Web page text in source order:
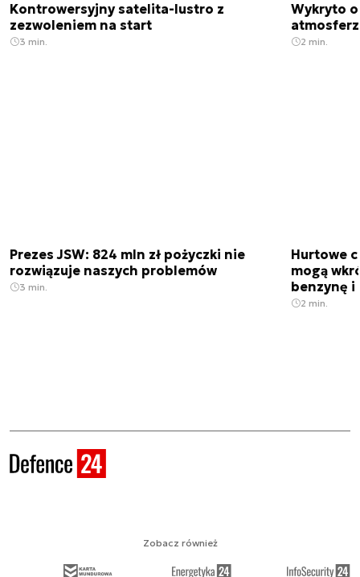
Kontrowersyjny satelita-lustro z
zezwoleniem na start
3 min.
Wykryto
2 min.
Prezes JSW: 824 mln zł pożyczki nie
rozwiązuje naszych problemów
3 min.
Hurtowe
mogą
benzynę i
2 min.
Zobacz również